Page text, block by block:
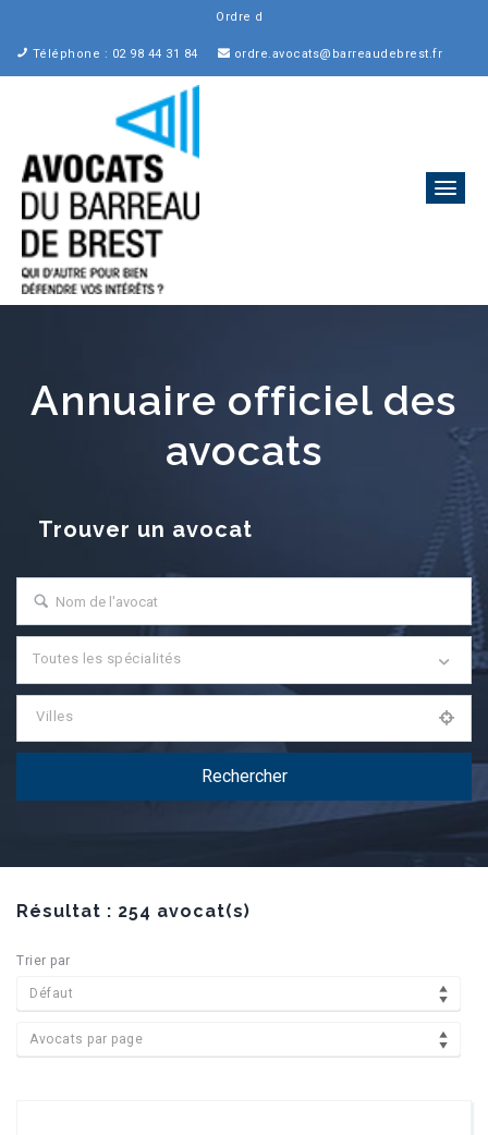
Ordre des Avocats au Bar
Téléphone : 02 98 44 31 84 ordre.avocats@barreaudebrest.fr
Annuaire officiel des
avocats
Trouver un avocat
Toutes les spécialités
Villes
Résultat : 254 avocat(s)
Trier par
Défaut
Avocats par page